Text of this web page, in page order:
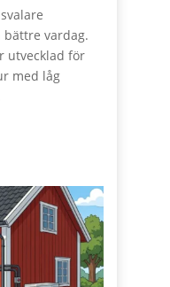
vardag.
utvecklad för
med låg